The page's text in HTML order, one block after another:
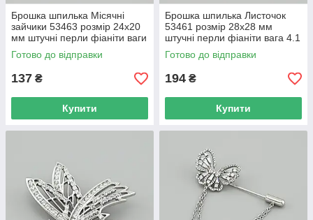
Брошка шпилька Місячні
зайчики 53463 розмір 24х20
мм штучні перли фіаніти ваги
3.7 г позолота БЗ
Готово до відправки
137 ₴
Купити
Брошка шпилька Листочок
53461 розмір 28х28 мм
штучні перли фіаніти вага 4.1
г позолота Біле Золото
Готово до відправки
194 ₴
Купити